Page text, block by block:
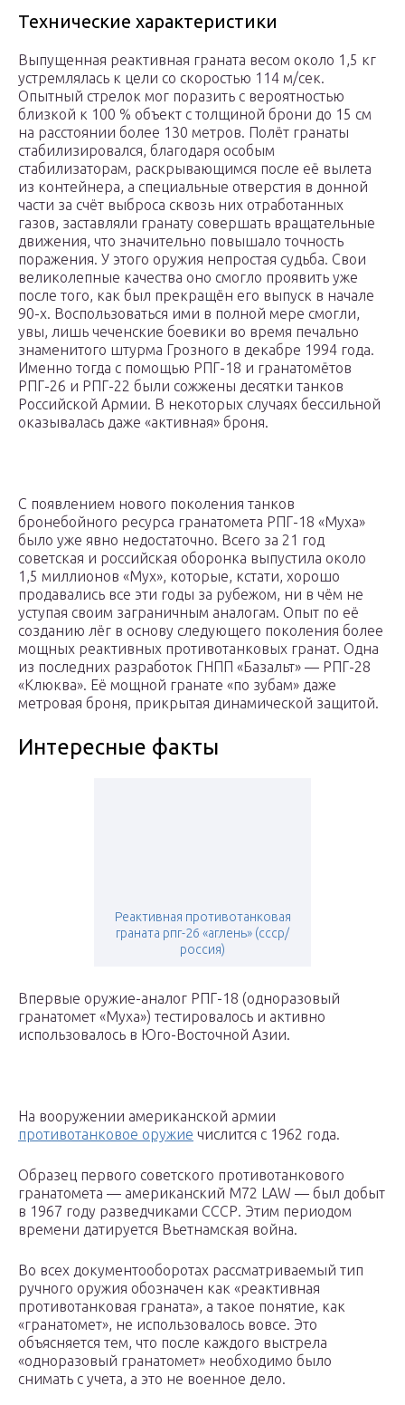
Технические характеристики
Выпущенная реактивная граната весом около 1,5 кг
устремлялась к цели со скоростью 114 м/сек.
Опытный стрелок мог поразить с вероятностью
близкой к 100 % объект с толщиной брони до 15 см
на расстоянии более 130 метров. Полёт гранаты
стабилизировался, благодаря особым
стабилизаторам, раскрывающимся после её вылета
из контейнера, а специальные отверстия в донной
части за счёт выброса сквозь них отработанных
газов, заставляли гранату совершать вращательные
движения, что значительно повышало точность
поражения. У этого оружия непростая судьба. Свои
великолепные качества оно смогло проявить уже
после того, как был прекращён его выпуск в начале
90-х. Воспользоваться ими в полной мере смогли,
увы, лишь чеченские боевики во время печально
знаменитого штурма Грозного в декабре 1994 года.
Именно тогда с помощью РПГ-18 и гранатомётов
РПГ-26 и РПГ-22 были сожжены десятки танков
Российской Армии. В некоторых случаях бессильной
оказывалась даже «активная» броня.
С появлением нового поколения танков
бронебойного ресурса гранатомета РПГ-18 «Муха»
было уже явно недостаточно. Всего за 21 год
советская и российская оборонка выпустила около
1,5 миллионов «Мух», которые, кстати, хорошо
продавались все эти годы за рубежом, ни в чём не
уступая своим заграничным аналогам. Опыт по её
созданию лёг в основу следующего поколения более
мощных реактивных противотанковых гранат. Одна
из последних разработок ГНПП «Базальт» — РПГ-28
«Клюква». Её мощной гранате «по зубам» даже
метровая броня, прикрытая динамической защитой.
Интересные факты
Реактивная противотанковая
граната рпг-26 «аглень» (ссср/
россия)
Впервые оружие-аналог РПГ-18 (одноразовый
гранатомет «Муха») тестировалось и активно
использовалось в Юго-Восточной Азии.
На вооружении американской армии
противотанковое оружие числится с 1962 года.
Образец первого советского противотанкового
гранатомета — американский M72 LAW — был добыт
в 1967 году разведчиками СССР. Этим периодом
времени датируется Вьетнамская война.
Во всех документооборотах рассматриваемый тип
ручного оружия обозначен как «реактивная
противотанковая граната», а такое понятие, как
«гранатомет», не использовалось вовсе. Это
объясняется тем, что после каждого выстрела
«одноразовый гранатомет» необходимо было
снимать с учета, а это не военное дело.